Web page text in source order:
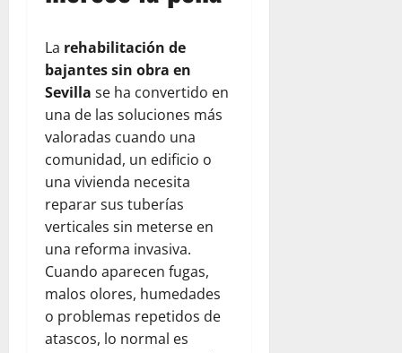
La rehabilitación de
bajantes sin obra en
Sevilla se ha convertido en
una de las soluciones más
valoradas cuando una
comunidad, un edificio o
una vivienda necesita
reparar sus tuberías
verticales sin meterse en
una reforma invasiva.
Cuando aparecen fugas,
malos olores, humedades
o problemas repetidos de
atascos, lo normal es